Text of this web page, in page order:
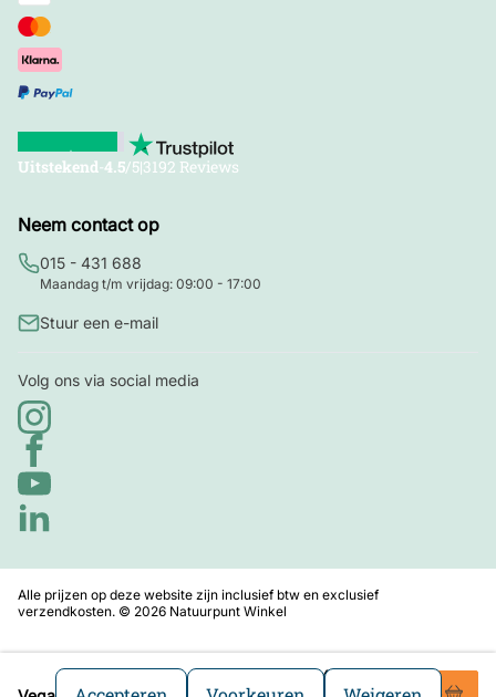
3,49
Uitstekend-4.5/5|3192 Reviews
Neem contact op
015 - 431 688
Maandag t/m vrijdag: 09:00 - 17:00
Stuur een e-mail
Volg ons via social media
Alle prijzen op deze website zijn inclusief btw en exclusief
verzendkosten. © 2026 Natuurpunt Winkel